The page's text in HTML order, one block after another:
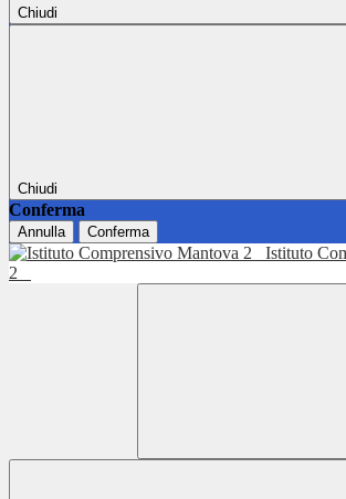
Chiudi
Chiudi
Conferma
Annulla Conferma
Istituto
2